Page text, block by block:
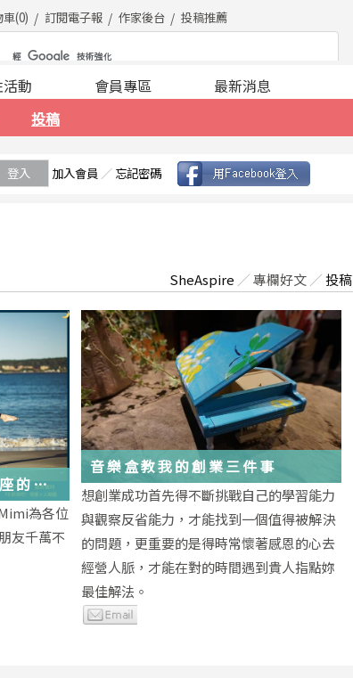
車(0) 訂閱電子報 作家後台 投稿推薦
投稿
動 會員專區 最新消息
登入 加入會員 ／ 忘記密碼
SheAspire ／專欄好文 ／投稿
的
為各位
友千萬不
音樂盒教我的創業三件事
想創業成功首先得不斷挑戰自己的學習能力
與觀察反省能力，才能找到一個值得被解決
的問題，更重要的是得時常懷著感恩的心去
經營人脈，才能在對的時間遇到貴人指點妳
最佳解法。